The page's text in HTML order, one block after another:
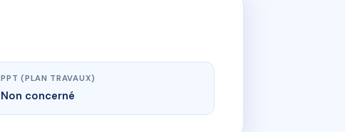
PPT (PLAN TRAVAUX)
Non concerné